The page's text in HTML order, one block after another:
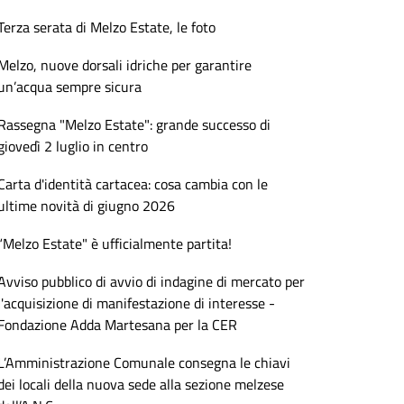
serata di Melzo Estate, le foto
nuove dorsali idriche per garantire
sempre sicura
"Melzo Estate": grande successo di
2 luglio in centro
d'identità cartacea: cosa cambia con le
novità di giugno 2026
Estate" è ufficialmente partita!
pubblico di avvio di indagine di mercato per
di manifestazione di interesse -
Adda Martesana per la CER
Comunale consegna le chiavi
locali della nuova sede alla sezione melzese